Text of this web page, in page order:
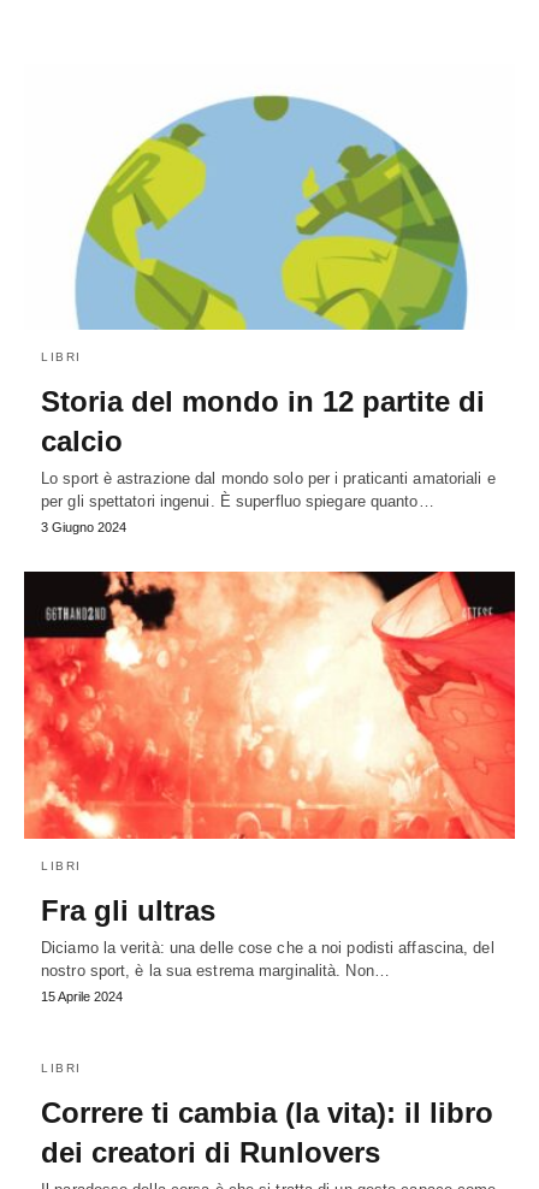
LIBRI
Storia del mondo in 12 partite di
calcio
Lo sport è astrazione dal mondo solo per i praticanti amatoriali e
per gli spettatori ingenui. È superfluo spiegare quanto…
3 Giugno 2024
LIBRI
Fra gli ultras
Diciamo la verità: una delle cose che a noi podisti affascina, del
nostro sport, è la sua estrema marginalità. Non…
15 Aprile 2024
LIBRI
Correre ti cambia (la vita): il libro
dei creatori di Runlovers